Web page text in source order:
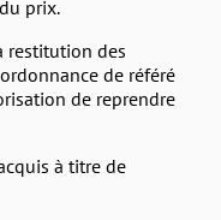
prix.
restitution des
de référé
de reprendre
à titre de